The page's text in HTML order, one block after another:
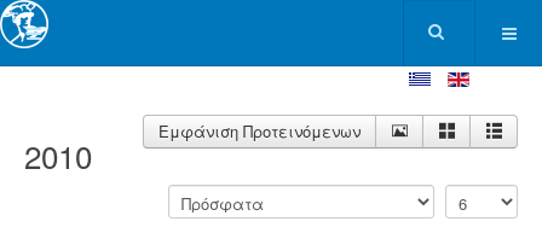
2010
Εμφάνιση Προτεινόμενων